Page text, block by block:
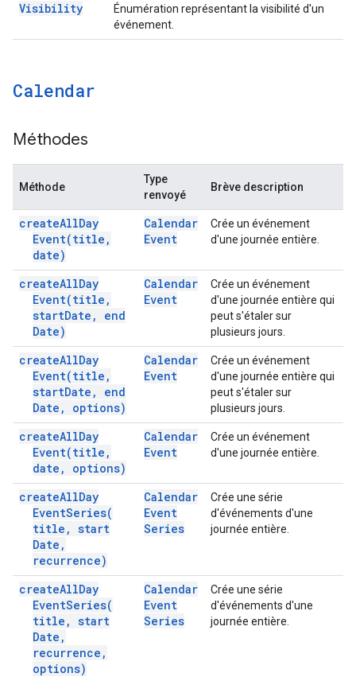
Visibility
Énumération représentant la visibilité d'un
événement.
Calendar
Méthodes
Méthode
Type
renvoyé
Brève description
createAllDay
Event(title ,
date)
Calendar
Event
Crée un événement
d'une journée entière.
createAllDay
Event(title ,
startDate ,
end
Date)
Calendar
Event
Crée un événement
d'une journée entière qui
peut s'étaler sur
plusieurs jours.
createAllDay
Event(title ,
startDate ,
end
Date , options)
Calendar
Event
Crée un événement
d'une journée entière qui
peut s'étaler sur
plusieurs jours.
createAllDay
Event(title ,
date , options)
Calendar
Event
Crée un événement
d'une journée entière.
createAllDay
EventSeries(
title , start
Date ,
recurrence)
Calendar
Event
Series
Crée une série
d'événements d'une
journée entière.
createAllDay
EventSeries(
title , start
Date ,
recurrence ,
options)
Calendar
Event
Series
Crée une série
d'événements d'une
journée entière.